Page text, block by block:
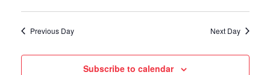
Previous Day Next Day
Subscribe to calendar